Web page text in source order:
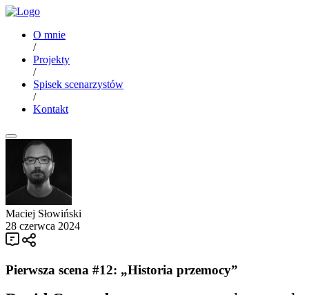
O mnie
/
Projekty
/
Spisek scenarzystów
/
Kontakt
Maciej Słowiński
28 czerwca 2024
Pierwsza scena #12: „Historia przemocy”